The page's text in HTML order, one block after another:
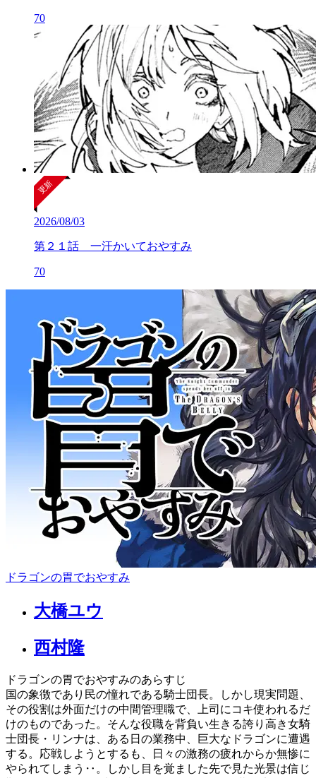
70
2026/08/03
第２１話 一汗かいておやすみ
70
ドラゴンの胃でおやすみ
大橋ユウ
西村隆
ドラゴンの胃でおやすみのあらすじ
国の象徴であり民の憧れである騎士団長。しかし現実問題、
その役割は外面だけの中間管理職で、上司にコキ使われるだ
けのものであった。そんな役職を背負い生きる誇り高き女騎
士団長・リンナは、ある日の業務中、巨大なドラゴンに遭遇
する。応戦しようとするも、日々の激務の疲れからか無惨に
やられてしまう‥。しかし目を覚ました先で見た光景は信じ